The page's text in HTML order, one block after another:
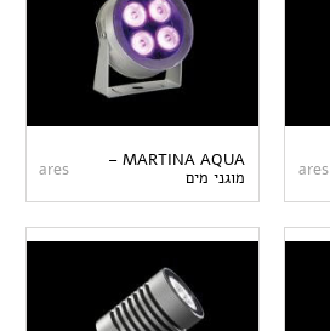
ares
MARTINA AQUA –
מוגני מים
ares